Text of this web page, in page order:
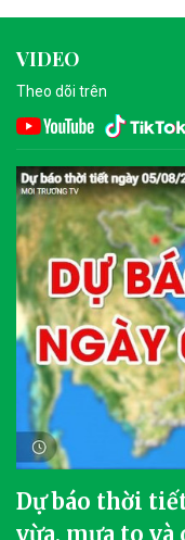
VIDEO
Theo dõi trên
Dự báo thời
vừa, mưa to và